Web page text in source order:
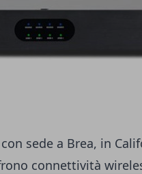
sede a Brea, in
connettività